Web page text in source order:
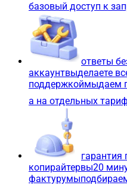
базовый доступ к
ответы
аккаунтвыделаете
поддержкоймыдаем
а на отдельных
гарантия
копирайтервы20
фактурумы